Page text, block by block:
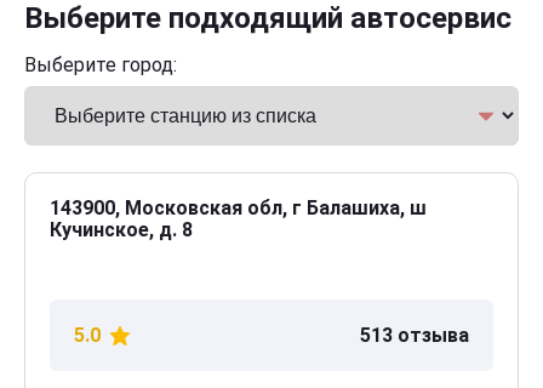
Выберите подходящий автосервис
Выберите город:
143900, Московская обл, г Балашиха, ш
Кучинское, д. 8
5.0 513 отзыва